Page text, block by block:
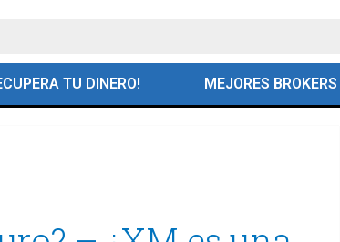
TU DINERO! MEJORES BROKERS